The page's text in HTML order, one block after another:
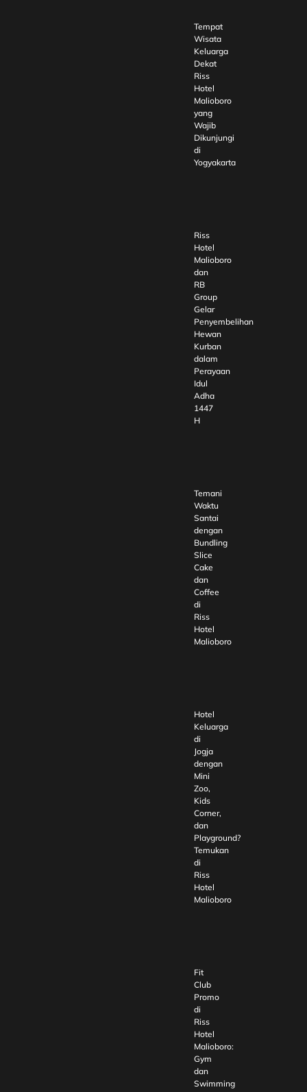
Tempat
Wisata
Keluarga
Dekat
Riss
Hotel
Malioboro
yang
Wajib
Dikunjungi
di
Yogyakarta
Riss
Hotel
Malioboro
dan
RB
Group
Gelar
Penyembelihan
Hewan
Kurban
dalam
Perayaan
Idul
Adha
1447
H
Temani
Waktu
Santai
dengan
Bundling
Slice
Cake
dan
Coffee
di
Riss
Hotel
Malioboro
Hotel
Keluarga
di
Jogja
dengan
Mini
Zoo,
Kids
Corner,
dan
Playground?
Temukan
di
Riss
Hotel
Malioboro
Fit
Club
Promo
di
Riss
Hotel
Malioboro:
Gym
dan
Swimming